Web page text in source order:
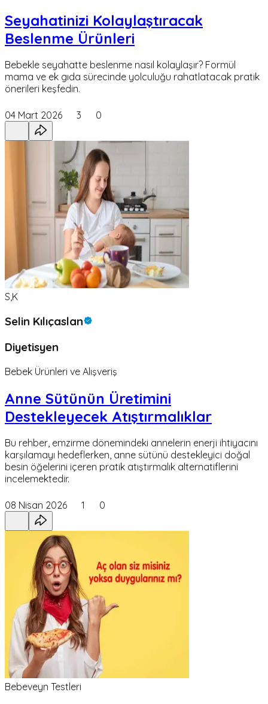
Seyahatinizi Kolaylaştıracak
Beslenme Ürünleri
Bebekle seyahatte beslenme nasıl kolaylaşır? Formül
mama ve ek gıda sürecinde yolculuğu rahatlatacak pratik
önerileri keşfedin.
04 Mart 2026 3 0
S,K
Selin Kılıçaslan
Diyetisyen
Bebek Ürünleri ve Alışveriş
Anne Sütünün Üretimini
Destekleyecek Atıştırmalıklar
Bu rehber, emzirme dönemindeki annelerin enerji ihtiyacını
karşılamayı hedeflerken, anne sütünü destekleyici doğal
besin öğelerini içeren pratik atıştırmalık alternatiflerini
incelemektedir.
08 Nisan 2026 1 0
Bebeveyn Testleri